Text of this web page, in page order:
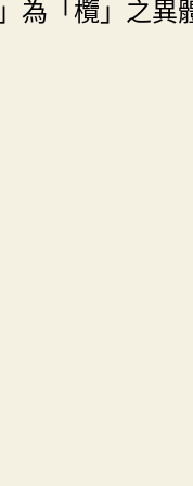
為「欖」之異